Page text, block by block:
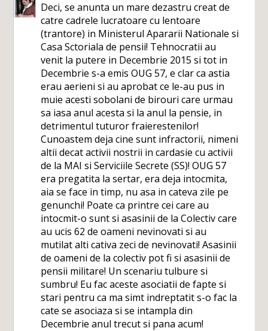
Deci, se anunta un mare dezastru creat de
catre cadrele lucratoare cu lentoare
(trantore) in Ministerul Apararii Nationale si
Casa Sctoriala de pensii! Tehnocratii au
venit la putere in Decembrie 2015 si tot in
Decembrie s-a emis OUG 57, e clar ca astia
erau aerieni si au aprobat ce le-au pus in
muie acesti sobolani de birouri care urmau
sa iasa anul acesta si la anul la pensie, in
detrimentul tuturor fraierestenilor!
Cunoastem deja cine sunt infractorii, nimeni
altii decat activii nostrii in cardasie cu activii
de la MAI si Serviciile Secrete (SS)! OUG 57
era pregatita la sertar, era deja intocmita,
aia se face in timp, nu asa in cateva zile pe
genunchi! Poate ca printre cei care au
intocmit-o sunt si asasinii de la Colectiv care
au ucis 62 de oameni nevinovati si au
mutilat alti cativa zeci de nevinovati! Asasinii
de oameni de la colectiv pot fi si asasinii de
pensii militare! Un scenariu tulbure si
sumbru! Eu fac aceste asociatii de fapte si
stari pentru ca ma simt indreptatit s-o fac la
cate se asociaza si se intampla din
Decembrie anul trecut si pana acum!